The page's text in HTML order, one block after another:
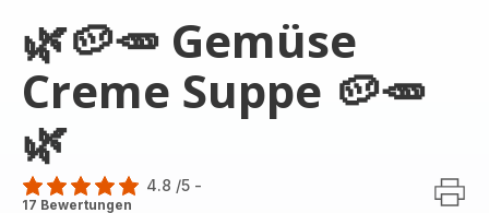
🌿🥔🥕 Gemüse
Creme Suppe 🥔🥕
🌿
ratings.4.8
4.8 /5 -
17 Bewertungen